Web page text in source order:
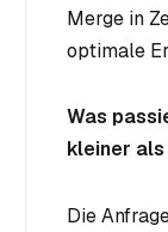
Merge in
optimale
Was
kleiner
Die